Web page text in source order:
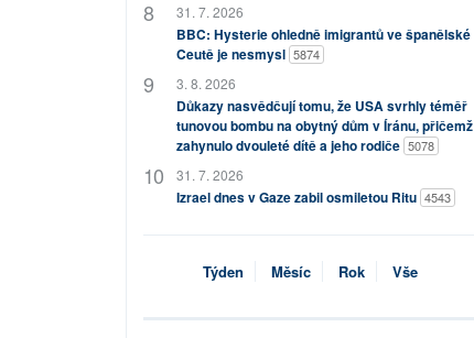
31. 7. 2026
BBC: Hysterie ohledně imigrantů ve španělské
Ceutě je nesmysl 5874
3. 8. 2026
Důkazy nasvědčují tomu, že USA svrhly téměř
tunovou bombu na obytný dům v Íránu, přičemž
zahynulo dvouleté dítě a jeho rodiče 5078
31. 7. 2026
Izrael dnes v Gaze zabil osmiletou Ritu 4543
Týden Měsíc Rok Vše